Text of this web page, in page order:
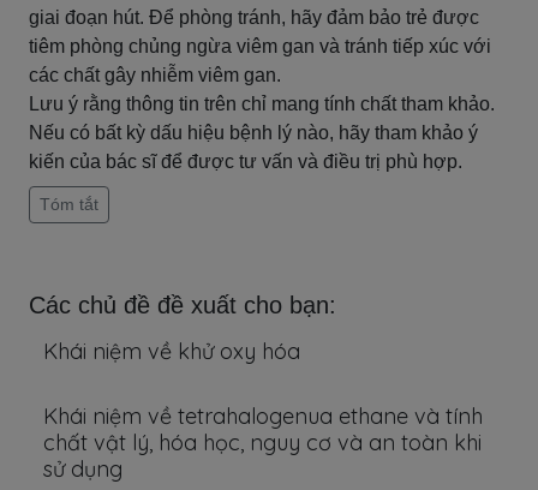
giai đoạn hút. Để phòng tránh, hãy đảm bảo trẻ được
tiêm phòng chủng ngừa viêm gan và tránh tiếp xúc với
các chất gây nhiễm viêm gan.
Lưu ý rằng thông tin trên chỉ mang tính chất tham khảo.
Nếu có bất kỳ dấu hiệu bệnh lý nào, hãy tham khảo ý
kiến ​​của bác sĩ để được tư vấn và điều trị phù hợp.
Tóm tắt
Các chủ đề đề xuất cho bạn:
Khái niệm về khử oxy hóa
Khái niệm về tetrahalogenua ethane và tính
chất vật lý, hóa học, nguy cơ và an toàn khi
sử dụng